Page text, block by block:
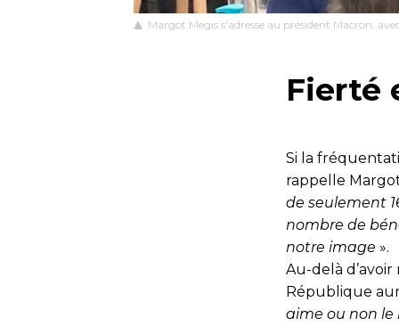
Margot Megis s'adresse au président Macron,
Fierté
Si la
rappelle
de seulement
nombre de
notre image ».
Au-delà
République
aime ou non le